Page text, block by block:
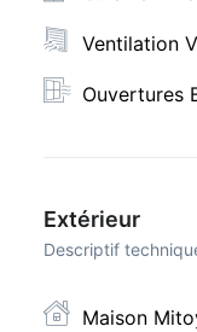
Ventilation
Ouvertures
Extérieur
Descriptif
Maison